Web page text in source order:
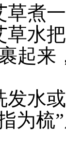
煮一
水把
起来
水或
梳”